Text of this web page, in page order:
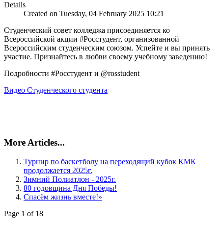
Details
Created on Tuesday, 04 February 2025 10:21
Студенческий совет колледжа присоединяется ко
Всероссийской акции #Росстудент, организованной
Всероссийским студенческим союзом. Успейте и вы принять
участие. Признайтесь в любви своему учебному заведению!
Подробности #Росстудент и @rosstudent
Видео Студенческого студента
More Articles...
Турнир по баскетболу на переходящий кубок КМК
продолжается 2025г.
Зимний Полиатлон - 2025г.
80 годовщина Дня Победы!
Спасём жизнь вместе!»
Page 1 of 18